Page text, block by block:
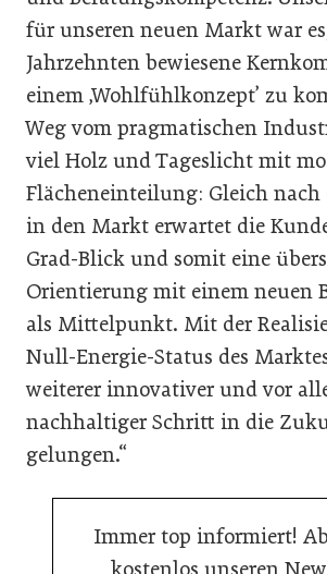
für unseren neuen Markt war
Jahrzehnten bewiesene
einem ‚Wohlfühlkonzept’ zu
Weg vom pragmatischen
viel Holz und Tageslicht mit
Flächeneinteilung: Gleich
in den Markt erwartet die
Grad-Blick und somit eine
Orientierung mit einem neuen
als Mittelpunkt. Mit der
Null-Energie-Status des
weiterer innovativer und vor
nachhaltiger Schritt in die
gelungen.“
Immer top informiert!